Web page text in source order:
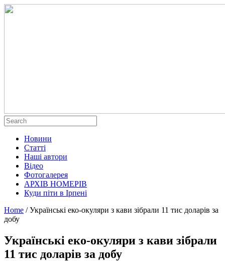
Новини
Статті
Наші автори
Відео
Фотогалерея
АРХІВ НОМЕРІВ
Куди піти в Ірпені
Home / Українські еко-окуляри з кави зібрали 11 тис доларів за
добу
Українські еко-окуляри з кави зібрали
11 тис доларів за добу